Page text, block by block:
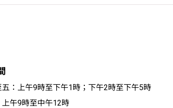
五：上午9時至下午1時；下午2時至下午5時
上午9時至中午12時